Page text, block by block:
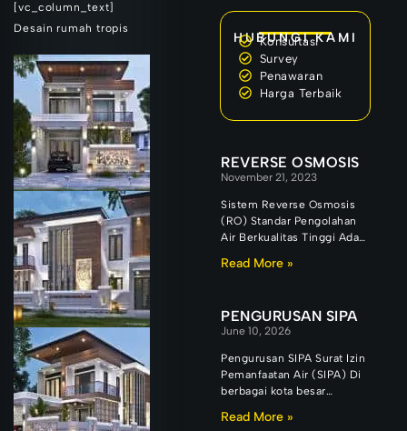
HUBUNGI KAMI
Konsultasi
Survey
Penawaran
Harga Terbaik
REVERSE OSMOSIS
November 21, 2023
Sistem Reverse Osmosis
(RO) Standar Pengolahan
Air Berkualitas Tinggi Ada
Reverse Osmosis atau RO
Read More »
PENGURUSAN SIPA
June 10, 2026
Pengurusan SIPA Surat Izin
Pemanfaatan Air (SIPA) Di
berbagai kota besar
kawasan industri, rumah
Read More »
[vc_column_text]
Desain rumah tropis